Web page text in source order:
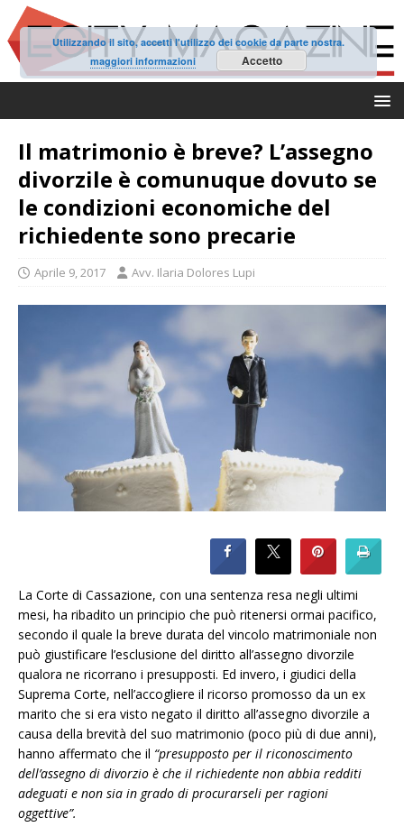
Il matrimonio è breve? L’assegno
divorzile è comunuque dovuto se
le condizioni economiche del
richiedente sono precarie
Aprile 9, 2017 Avv. Ilaria Dolores Lupi
La Corte di Cassazione, con una sentenza resa negli ultimi
mesi, ha ribadito un principio che può ritenersi ormai pacifico,
secondo il quale la breve durata del vincolo matrimoniale non
può giustificare l’esclusione del diritto all’assegno divorzile
qualora ne ricorrano i presupposti. Ed invero, i giudici della
Suprema Corte, nell’accogliere il ricorso promosso da un ex
marito che si era visto negato il diritto all’assegno divorzile a
causa della brevità del suo matrimonio (poco più di due anni),
hanno affermato che il “presupposto per il riconoscimento
dell’assegno di divorzio è che il richiedente non abbia redditi
adeguati e non sia in grado di procurarseli per ragioni
oggettive”.
Utilizzando il sito, accetti l'utilizzo dei cookie da parte nostra.
maggiori informazioni
Accetto